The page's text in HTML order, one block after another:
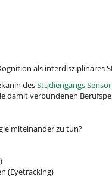
als interdisziplinäres
desStudiengangs
damit verbundenen
miteinander zu tun?
(Eyetracking)